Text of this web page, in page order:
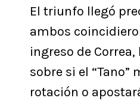
El triunfo llegó
ambos
ingreso de
sobre si el “Tano”
rotación o